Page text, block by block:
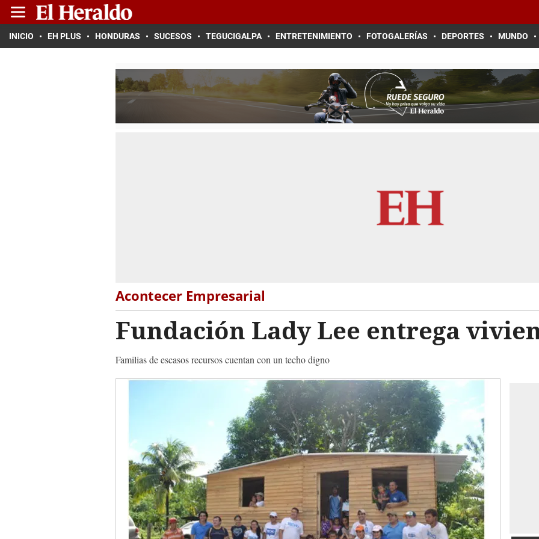
INICIO EH PLUS HONDURAS SUCESOS TEGUCIGALPA ENTRETENIMIENTO FOTOGALERÍAS DEPORTES MUNDO
Acontecer Empresarial
Fundación Lady Lee entrega
Familias de escasos recursos cuentan con un techo digno